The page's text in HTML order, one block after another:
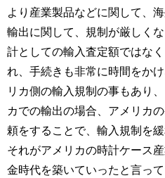
より産業製品などに関して、
輸出に関して、規制が厳しく
計としての輸入査定額ではな
れ、手続きも非常に時間をか
リカ側の輸入規制の事もあり
カでの輸出の場合、アメリカ
頼をすることで、輸入規制を
それがアメリカの時計ケース
金時代を築いていったと言っ